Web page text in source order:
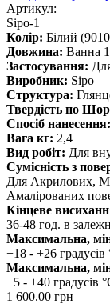
Артикул:
Sipo-1
Колір: Білий
Довжина: Ванна
Застосування:
Виробник: Sipo
Структура:
Твердість по
Спосіб нанесення:
Вага кг: 2,4
Вид робіт: Для
Сумісність з
Для Акрилових,
Амалірованих
Кінцеве
36-48 год. в
Максимальна,
+18 - +26 градусів
Максимальна,
+5 - +40 градусів
1 600.00 грн